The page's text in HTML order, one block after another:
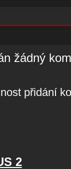
žádný
přidání
2